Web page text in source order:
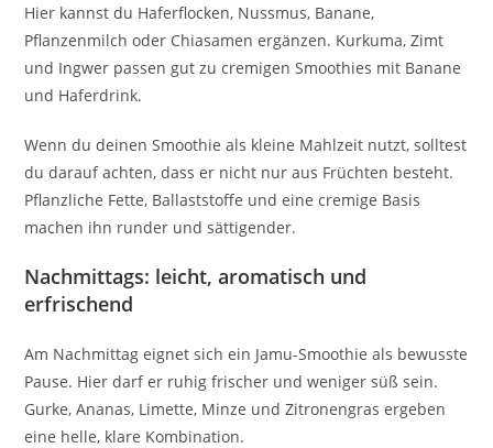
Hier kannst du Haferflocken, Nussmus, Banane,
Pflanzenmilch oder Chiasamen ergänzen. Kurkuma, Zimt
und Ingwer passen gut zu cremigen Smoothies mit Banane
und Haferdrink.
Wenn du deinen Smoothie als kleine Mahlzeit nutzt, solltest
du darauf achten, dass er nicht nur aus Früchten besteht.
Pflanzliche Fette, Ballaststoffe und eine cremige Basis
machen ihn runder und sättigender.
Nachmittags: leicht, aromatisch und
erfrischend
Am Nachmittag eignet sich ein Jamu-Smoothie als bewusste
Pause. Hier darf er ruhig frischer und weniger süß sein.
Gurke, Ananas, Limette, Minze und Zitronengras ergeben
eine helle, klare Kombination.